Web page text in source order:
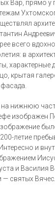
Вар, прямо у
всего
в
характерные
крытая
на нижнюю
изображен
летие
и
и Василия
— святых